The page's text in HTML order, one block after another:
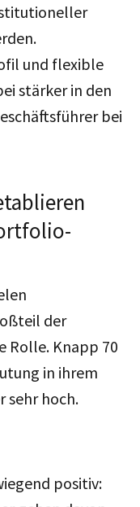
und flexible
stärker in den
bei
der
Rolle. Knapp 70
in ihrem
sehr hoch.
positiv: